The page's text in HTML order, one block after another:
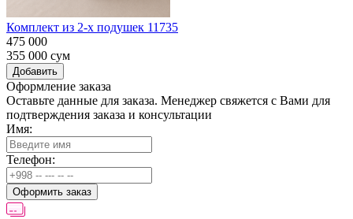
Комплект из 2-х подушек 11735
475 000
355 000 сум
Добавить
Оформление заказа
Оставьте данные для заказа. Менеджер свяжется с Вами для
подтверждения заказа и консультации
Имя:
Телефон:
Оформить заказ